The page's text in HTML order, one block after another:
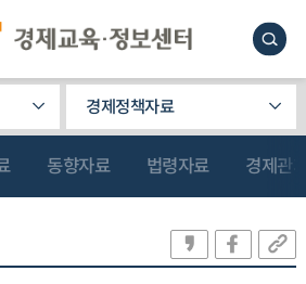
경제정책자료
동향자료 법령자료 경제관